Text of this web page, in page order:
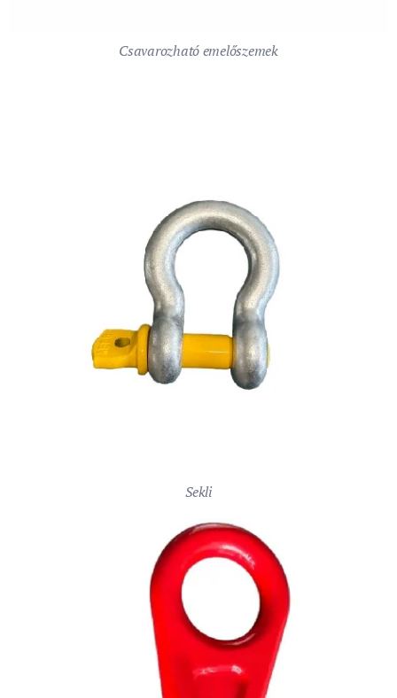
Csavarozható emelőszemek
Sekli